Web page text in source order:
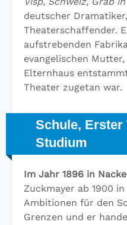
deutscher
Theaterschaffender.
aufstrebenden
evangelischen
Elternhaus
Theater zugetan war.
Schule, Erster
Studium
Im Jahr 1896 in
Zuckmayer ab 1900
Ambitionen für den
Grenzen und er